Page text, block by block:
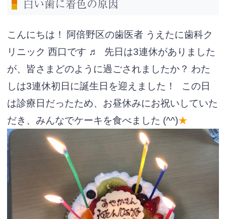
白い歯に着色の原因
こんにちは！
阿倍野区の歯医者 うえたに歯科ク
リニック 西口です ♬
先日は3連休がありました
が、皆さまどのように過ごされましたか？ わた
しは3連休初日に誕生日を迎えました！
この日
は診療日だったため、お昼休みにお祝いしていた
だき、みんなでケーキを食べました (^^)★